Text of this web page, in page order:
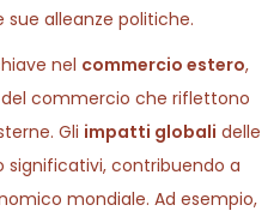
alleanze politiche.
nel commercio estero,
commercio che riflettono
Gli impatti globali delle
contribuendo a
mondiale. Ad esempio,